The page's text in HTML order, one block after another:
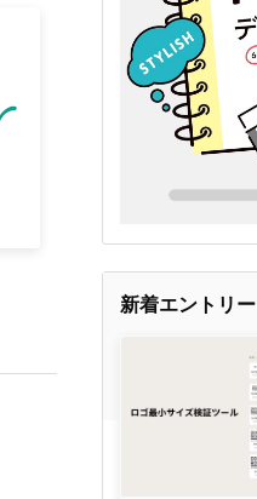
新着エントリー